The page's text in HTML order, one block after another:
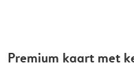
Premium kaart met